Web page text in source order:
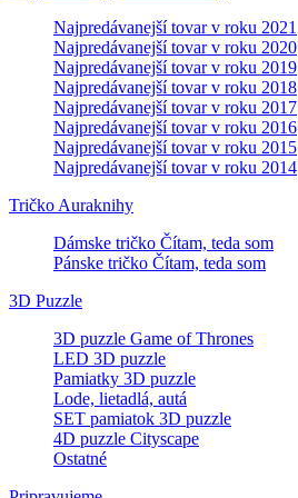
Najpredávanejší tovar v roku 2021
Najpredávanejší tovar v roku 2020
Najpredávanejší tovar v roku 2019
Najpredávanejší tovar v roku 2018
Najpredávanejší tovar v roku 2017
Najpredávanejší tovar v roku 2016
Najpredávanejší tovar v roku 2015
Najpredávanejší tovar v roku 2014
Tričko Auraknihy
Dámske tričko Čítam, teda som
Pánske tričko Čítam, teda som
3D Puzzle
3D puzzle Game of Thrones
LED 3D puzzle
Pamiatky 3D puzzle
Lode, lietadlá, autá
SET pamiatok 3D puzzle
4D puzzle Cityscape
Ostatné